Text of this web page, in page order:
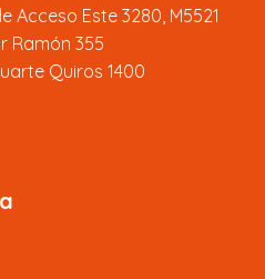
Acceso Este 3280, M5521
Ramón 355
Quiros 1400